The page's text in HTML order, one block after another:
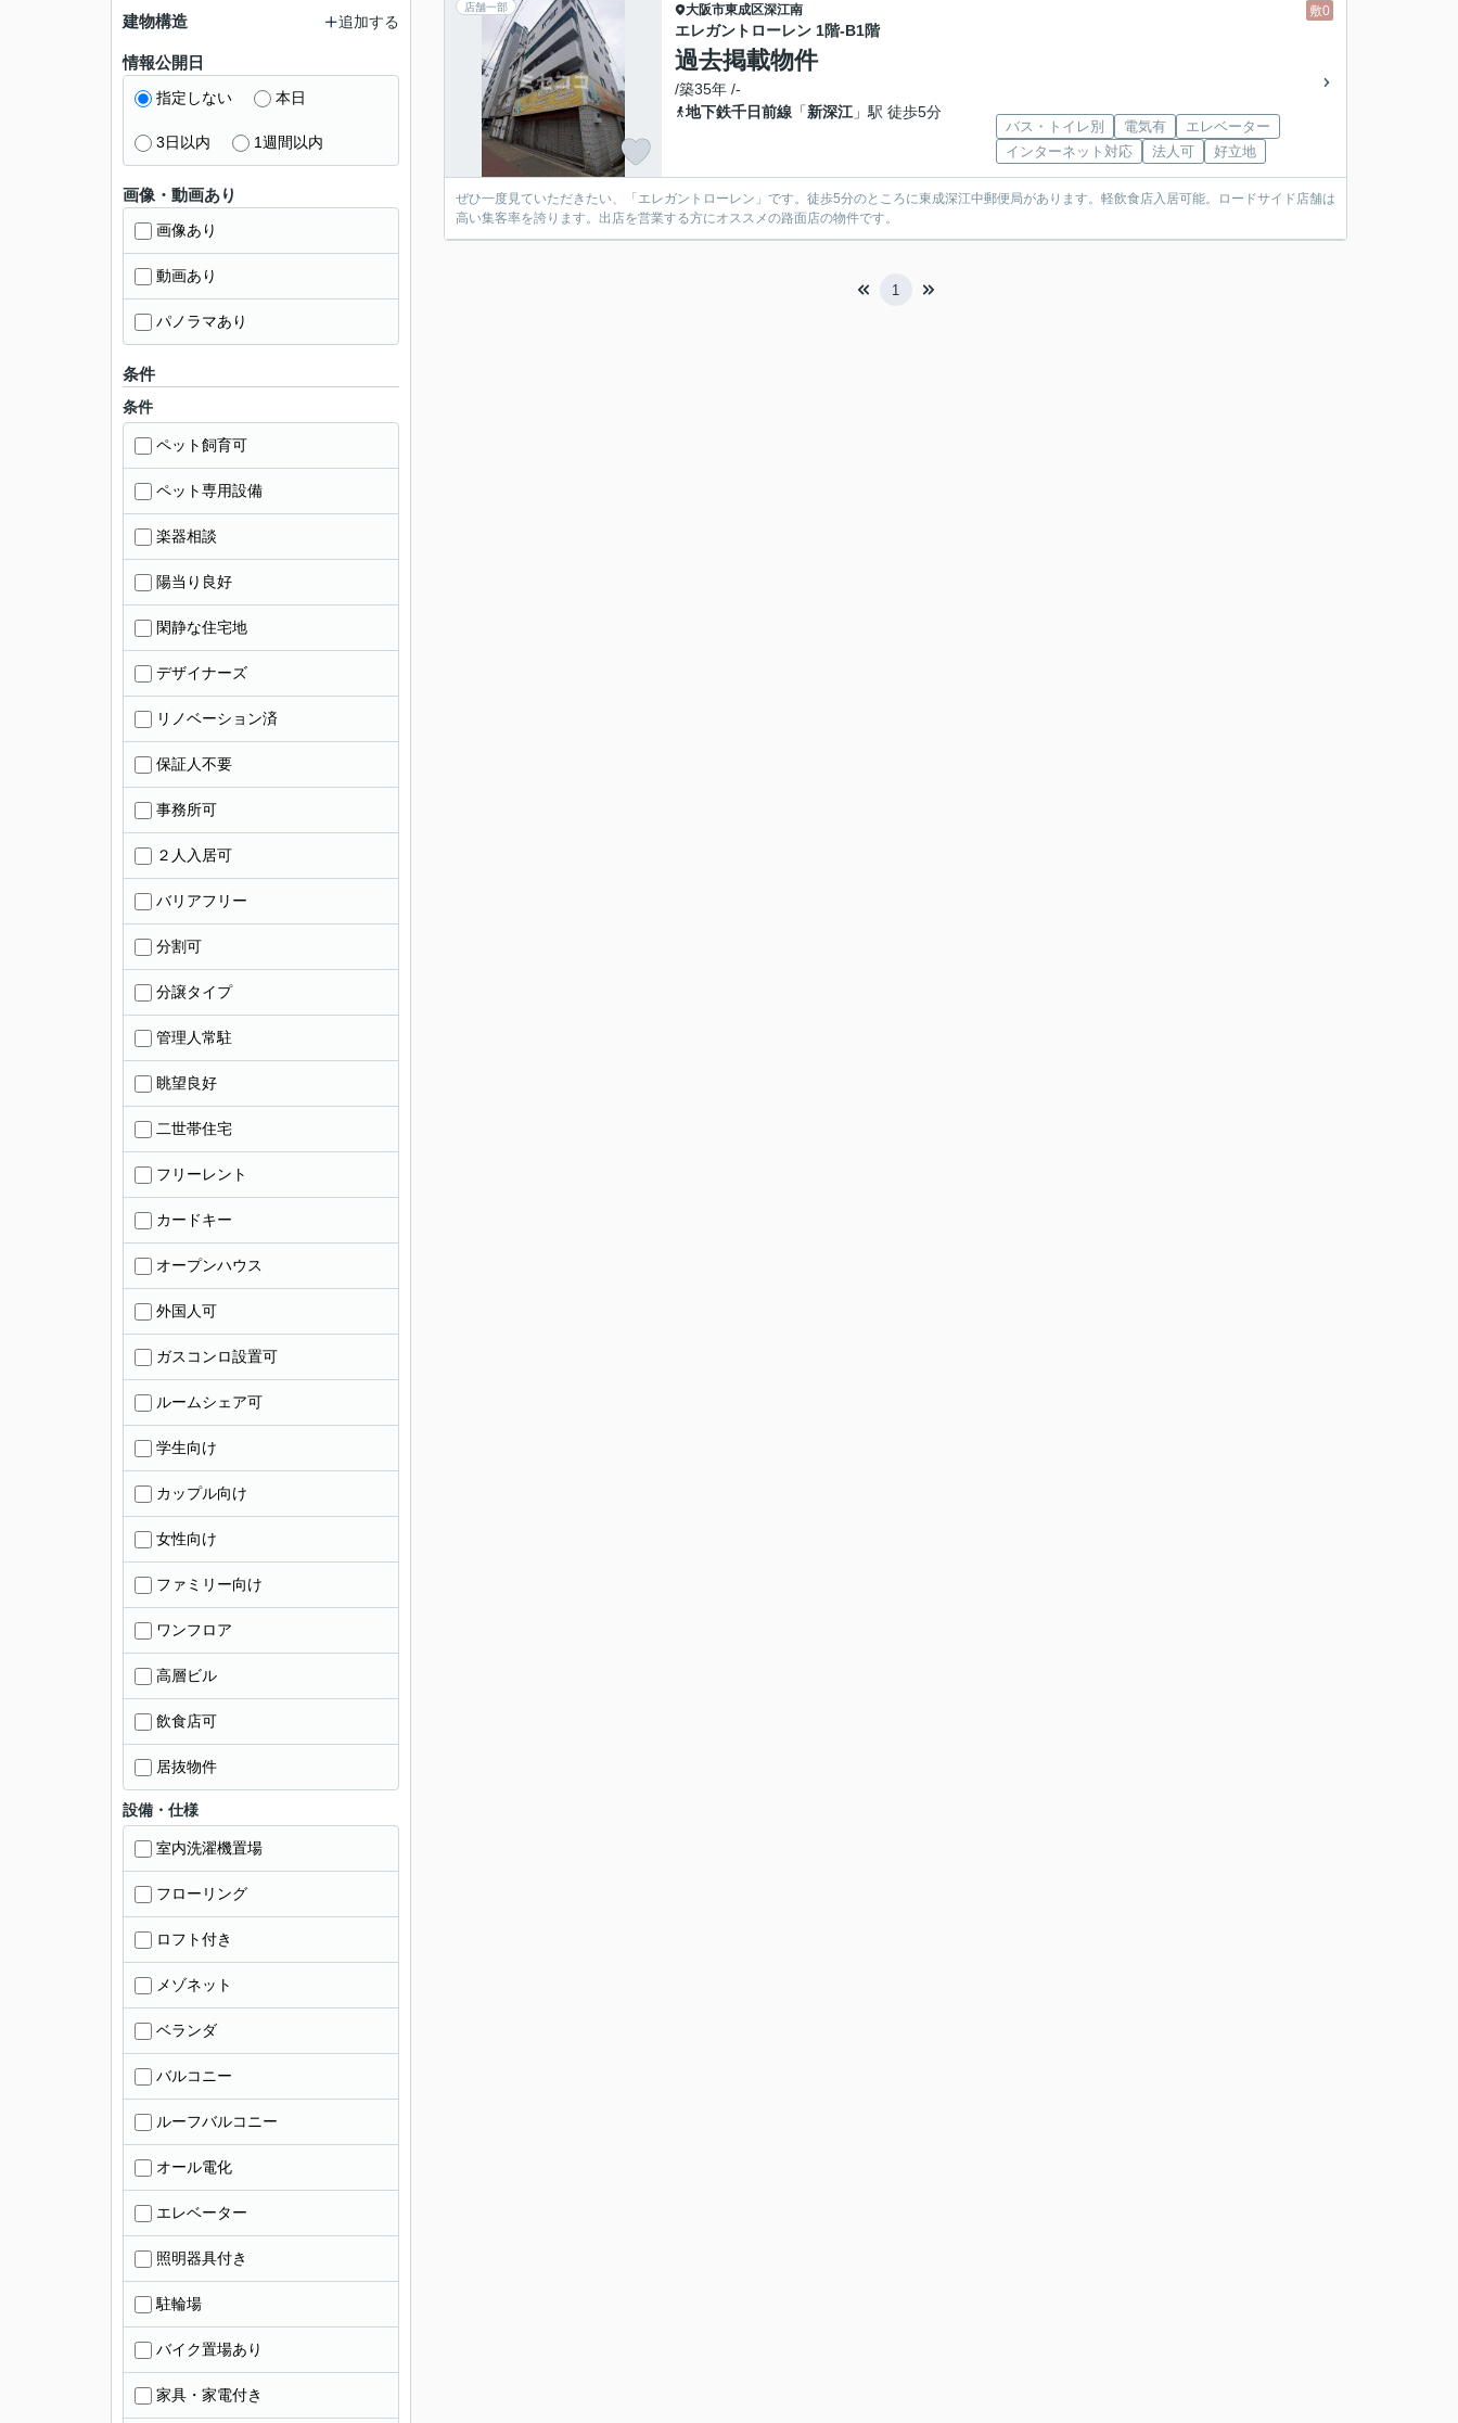
店舗一部 敷0
大阪市東成区深江南
エレガントローレン 1階-B1階
過去掲載物件
/築35年 /-
地下鉄千日前線 「新深江 」駅 徒歩5分
バス・トイレ別 電気有
エレベーター
インターネット対応
法人可 好立地
ぜひ一度見ていただきたい、「エレガントローレン」です。徒歩5分のところに東成深江中郵便局があります。軽飲食店入居可能。ロードサイド店舗は
高い集客率を誇ります。出店を営業する方にオススメの路面店の物件です。
1
建物構造 追加する
情報公開日
指定しない 本日
3日以内 1週間以内
画像・動画あり
画像あり
動画あり
パノラマあり
条件
条件
ペット飼育可
ペット専用設備
楽器相談
陽当り良好
閑静な住宅地
デザイナーズ
リノベーション済
保証人不要
事務所可
２人入居可
バリアフリー
分割可
分譲タイプ
管理人常駐
眺望良好
二世帯住宅
フリーレント
カードキー
オープンハウス
外国人可
ガスコンロ設置可
ルームシェア可
学生向け
カップル向け
女性向け
ファミリー向け
ワンフロア
高層ビル
飲食店可
居抜物件
設備・仕様
室内洗濯機置場
フローリング
ロフト付き
メゾネット
ベランダ
バルコニー
ルーフバルコニー
オール電化
エレベーター
照明器具付き
駐輪場
バイク置場あり
家具・家電付き